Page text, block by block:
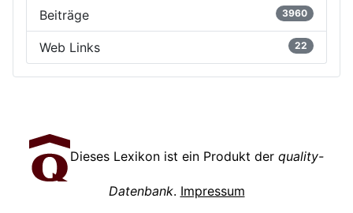
Beiträge 3960
Web Links 22
Dieses Lexikon ist ein Produkt der quality-
Datenbank. Impressum